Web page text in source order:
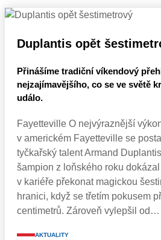
Duplantis opět
Přinášíme tradiční víkendový
nejzajímavějšího, co se ve světě
událo.
Fayetteville O nejvýraznější
v americkém Fayetteville se
tyčkařský talent Armand
šampion z loňského roku
v kariéře překonat magickou
hranici, když se třetím pokusem
centimetrů. Zároveň vylepšil od…
AKTUALITY